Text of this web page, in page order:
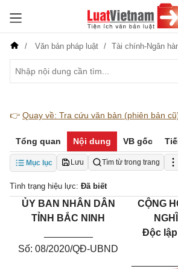
Văn bản pháp luật Tài chính-Ngân
👉 Quay về: Tra cứu văn bản (phiên bản
Tổng quan Nội dung VB gốc
Mục lục Lưu Tìm từ trong trang
Tình trạng hiệu lực: Đã biết
ỦY BAN NHÂN DÂN
TỈNH BẮC NINH
Số: 08/2020/QĐ-UBND
CỘNG
Độc lập